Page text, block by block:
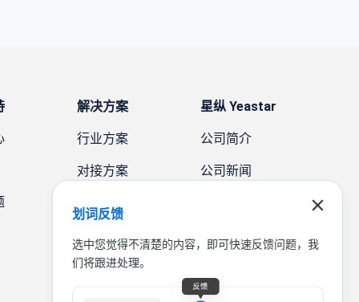
划词反馈
选中您觉得不清楚的内容，即可快速反馈问题，我
们将跟进处理。
解决方案
行业方案
对接方案
星纵 Yeastar
公司简介
公司新闻